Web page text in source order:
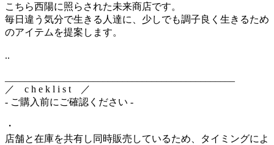
こちら西陽に照らされた未来商店です。
毎日違う気分で生きる人達に、少しでも調子良く生きるため
のアイテムを提案します。
..
／ c h e k l i s t ／
- ご購入前にご確認ください -
・
店舗と在庫を共有し同時販売しているため、タイミングによ